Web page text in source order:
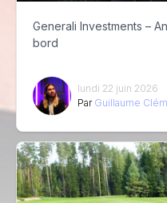
Generali Investments –
bord
lundi 22 juin 2026
Par Guillaume